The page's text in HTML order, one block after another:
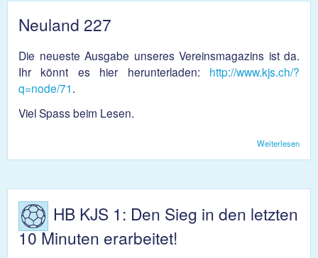
Neuland 227
Die neueste Ausgabe unseres Vereinsmagazins ist da.
Ihr könnt es hier herunterladen: http://www.kjs.ch/?
q=node/71.
Viel Spass beim Lesen.
Weiterlesen
HB KJS 1: Den Sieg in den letzten
10 Minuten erarbeitet!